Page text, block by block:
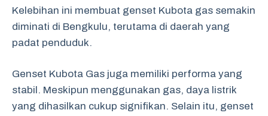
Kelebihan ini membuat genset Kubota gas semakin
diminati di Bengkulu, terutama di daerah yang
padat penduduk.
Genset Kubota Gas juga memiliki performa yang
stabil. Meskipun menggunakan gas, daya listrik
yang dihasilkan cukup signifikan. Selain itu, genset